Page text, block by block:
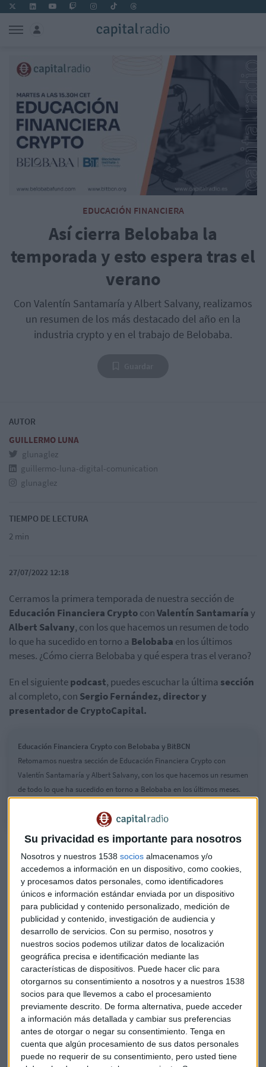
Su privacidad es importante para nosotros
Nosotros y nuestros 1538 socios almacenamos y/o
accedemos a información en un dispositivo, como cookies,
y procesamos datos personales, como identificadores
únicos e información estándar enviada por un dispositivo
para publicidad y contenido personalizado, medición de
publicidad y contenido, investigación de audiencia y
desarrollo de servicios. Con su permiso, nosotros y
nuestros socios podemos utilizar datos de localización
geográfica precisa e identificación mediante las
características de dispositivos. Puede hacer clic para
otorgarnos su consentimiento a nosotros y a nuestros 1538
socios para que llevemos a cabo el procesamiento
previamente descrito. De forma alternativa, puede acceder
a información más detallada y cambiar sus preferencias
antes de otorgar o negar su consentimiento. Tenga en
cuenta que algún procesamiento de sus datos personales
puede no requerir de su consentimiento, pero usted tiene
EDUCACIÓN FINANCIERA
Así cierra Belobaba la
temporada y esto espera tras el
verano
Con Valentín Santamaría y Albert Salvany, realizamos
un resumen de los más destacado del año en la
industria crypto y en el trabajo de Belobaba.
AUTOR
GUILLERMO LUNA
glunaglez
guillermo-luna-digital-comunication
glunaglez
TIEMPO DE LECTURA
2 min
27/07/2022 12:18
Cerramos la primera temporada de nuestra sección de
Educación Financiera CryptoconValentín Santamaríay
Albert Salvany, con los que hacemos un resumen de todo
lo que ha sucedido en torno a Belobaba en los últimos
meses. ¿Cómo cierra Belobaba y qué espera tras el verano?
En el siguientepodcast, puedes escuchar la última sección
al completo, con Sergio Fernández, director y
presentador de CryptoCapital.
Educación Financiera Crypto con Belobaba y BitBCN
Retomamos nuestra sección de Educación Financiera Crypto con
Valentín Santamaría y Albert Salvany, con los que hacemos un resumen
de todo lo que ha sucedido en torno a Belobaba en los últimos meses.
Claves del año para Belobaba
"Ha sido una temporada muy especial y frenética",
declaran nuestros invitados. Señalan que como principal
conclusión de esta primera temporada, esperan que los
oyentes sean ya capaces de ver las diferencias entre el
mercado y los precios del mercado.
"A partir de ahora,este mercado va a ser más maduro de
lo que lo era antes
", apuntan. Belobaba ha buscado
durante estos meses constituirse como un ejemplo en la
industria y saber con claridad los objetivos a conseguir. "Es
un trabajo que se cuece a fuego lento porque es un mercado
despiadado donde la competencia es muy fuerte". Aunque,
matizan, también es muy bonito y generoso.
En definitiva, Valentín Santamaría y Albert Salvany señalan